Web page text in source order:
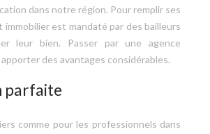
dans notre région. Pour remplir ses
immobilier est mandaté par des bailleurs
leur bien. Passer par une agence
des avantages considérables.
parfaite
comme pour les professionnels dans